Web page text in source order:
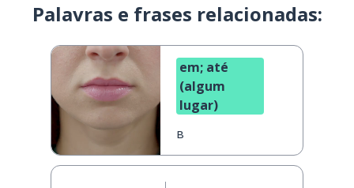
Palavras e frases relacionadas:
em; até
(algum
lugar)
в